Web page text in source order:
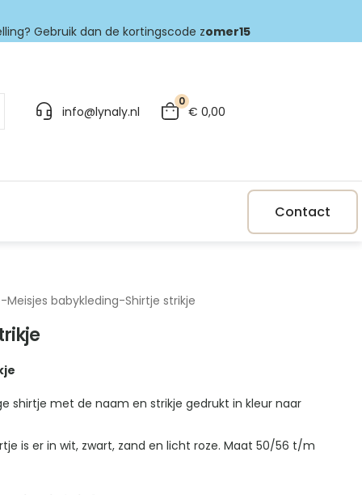
Gebruik dan de kortingscode zomer15
info@lynaly.nl
0
€ 0,00
Contact
-Meisjes babykleding-Shirtje strikje
shirtje met de naam en strikje gedrukt in kleur naar
is er in wit, zwart, zand en licht roze. Maat 50/56 t/m